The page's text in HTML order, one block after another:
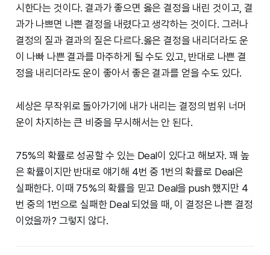
시한다는 것이다. 결과가 좋으면 옳은 결정을 내린 것이고, 결
과가 나쁘면 나쁜 결정을 내렸다고 생각하는 것이다. 그러나
결정의 질과 결과의 질은 다르다.옳은 결정을 내리더라도 운
이 나빠 나쁜 결과를 마주하게 될 수도 있고, 반대로 나쁜 결
정을 내리더라도 운이 좋아서 좋은 결과를 얻을 수도 있다.
세상은 무작위로 돌아가기에 내가 내리는 결정의 범위 너머
운이 차지하는 큰 비중을 무시해서는 안 된다.
75%의 확률로 성공할 수 있는 Deal이 있다고 해보자. 꽤 높
은 확률이지만 반대로 얘기해 4번 중 1번의 확률로 Deal은
실패한다. 이때 75%의 확률을 믿고 Deal을 push 했지만 4
번 중의 1번으로 실패한 Deal 되었을 때, 이 결정은 나쁜 결정
이었을까? 그렇지 않다.